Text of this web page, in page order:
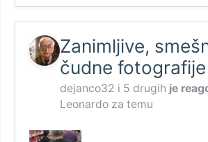
Zanimljive,
čudne fotografije
dejanco32 i 5 drugih je
Leonardo za temu